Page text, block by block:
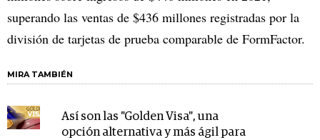
superando las ventas de $436 millones registradas por la
división de tarjetas de prueba comparable de FormFactor.
MIRA TAMBIÉN
Así son las "Golden Visa", una
opción alternativa y más ágil para